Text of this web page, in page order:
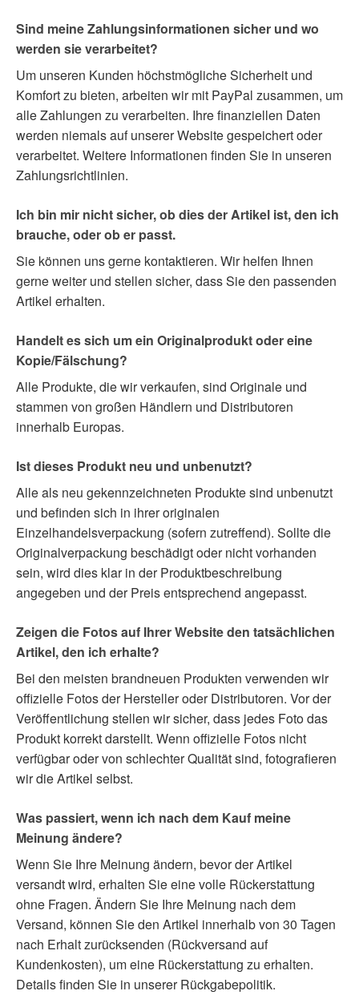
Sind meine Zahlungsinformationen sicher und wo
werden sie verarbeitet?
Um unseren Kunden höchstmögliche Sicherheit und
Komfort zu bieten, arbeiten wir mit PayPal zusammen, um
alle Zahlungen zu verarbeiten. Ihre finanziellen Daten
werden niemals auf unserer Website gespeichert oder
verarbeitet. Weitere Informationen finden Sie in unseren
Zahlungsrichtlinien.
Ich bin mir nicht sicher, ob dies der Artikel ist, den ich
brauche, oder ob er passt.
Sie können uns gerne kontaktieren. Wir helfen Ihnen
gerne weiter und stellen sicher, dass Sie den passenden
Artikel erhalten.
Handelt es sich um ein Originalprodukt oder eine
Kopie/Fälschung?
Alle Produkte, die wir verkaufen, sind Originale und
stammen von großen Händlern und Distributoren
innerhalb Europas.
Ist dieses Produkt neu und unbenutzt?
Alle als neu gekennzeichneten Produkte sind unbenutzt
und befinden sich in ihrer originalen
Einzelhandelsverpackung (sofern zutreffend). Sollte die
Originalverpackung beschädigt oder nicht vorhanden
sein, wird dies klar in der Produktbeschreibung
angegeben und der Preis entsprechend angepasst.
Zeigen die Fotos auf Ihrer Website den tatsächlichen
Artikel, den ich erhalte?
Bei den meisten brandneuen Produkten verwenden wir
offizielle Fotos der Hersteller oder Distributoren. Vor der
Veröffentlichung stellen wir sicher, dass jedes Foto das
Produkt korrekt darstellt. Wenn offizielle Fotos nicht
verfügbar oder von schlechter Qualität sind, fotografieren
wir die Artikel selbst.
Was passiert, wenn ich nach dem Kauf meine
Meinung ändere?
Wenn Sie Ihre Meinung ändern, bevor der Artikel
versandt wird, erhalten Sie eine volle Rückerstattung
ohne Fragen. Ändern Sie Ihre Meinung nach dem
Versand, können Sie den Artikel innerhalb von 30 Tagen
nach Erhalt zurücksenden (Rückversand auf
Kundenkosten), um eine Rückerstattung zu erhalten.
Details finden Sie in unserer Rückgabepolitik.